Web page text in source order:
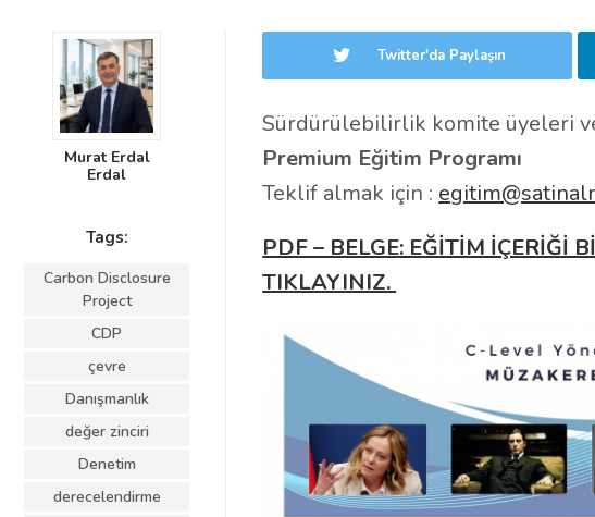
Murat Erdal
Erdal
Tags:
Carbon Disclosure
Project
CDP
çevre
Danışmanlık
değer zinciri
Denetim
derecelendirme
Twitter'da Paylaşın
Sürdürülebilirlik komite üyeleri
Premium Eğitim Programı
Teklif almak için :
PDF – BELGE: EĞİTİM İÇERİĞİ
TIKLAYINIZ.